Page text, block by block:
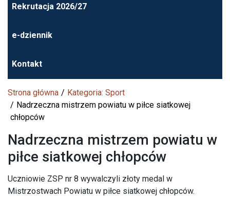
Rekrutacja 2026/27
e-dziennik
Kontakt
Strona główna
Kategoria: Sport
Nadrzeczna mistrzem powiatu w piłce siatkowej
chłopców
Nadrzeczna mistrzem powiatu w
piłce siatkowej chłopców
Uczniowie ZSP nr 8 wywalczyli złoty medal w
Mistrzostwach Powiatu w piłce siatkowej chłopców.